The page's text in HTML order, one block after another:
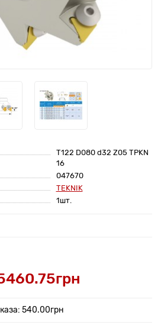
T122 D080 d32 Z05 TPKN
16
047670
TEKNIK
1шт.
540.00грн